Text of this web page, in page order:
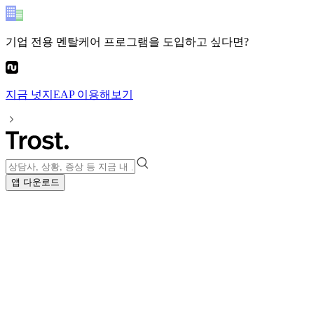
기업 전용 멘탈케어 프로그램을 도입하고 싶다면?
지금 넛지EAP이용해보기
앱 다운로드